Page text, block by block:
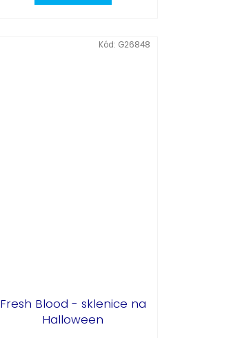
Fresh Blood - sklenice na
Halloween
Kód: G26848